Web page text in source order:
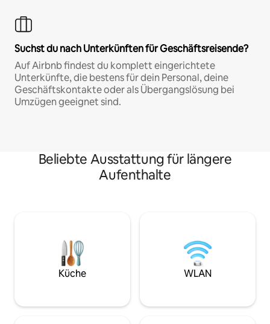
Suchst du nach Unterkünften für Geschäftsreisende?
Auf Airbnb findest du komplett eingerichtete
Unterkünfte, die bestens für dein Personal, deine
Geschäftskontakte oder als Übergangslösung bei
Umzügen geeignet sind.
Beliebte Ausstattung für längere
Aufenthalte
Küche WLAN